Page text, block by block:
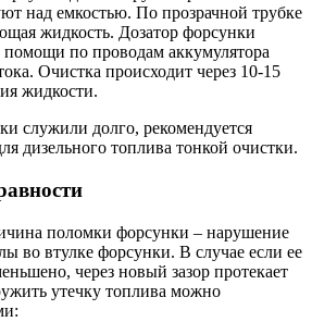
над емкостью. По прозрачной трубке
жидкость. Дозатор форсунки
по проводам аккумулятора
Очистка происходит через 10-15
жидкости.
служили долго, рекомендуется
дизельного топлива тонкой очистки.
поломки форсунки – нарушение
во втулке форсунки. В случае если ее
через новый зазор протекает
утечку топлива можно